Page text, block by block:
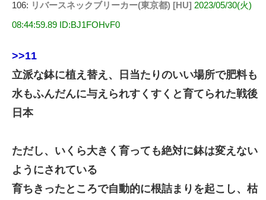
106: リバースネックブリーカー(東京都) [HU] 2023/05/30(火)
08:44:59.89 ID:BJ1FOHvF0
>>11
立派な鉢に植え替え、日当たりのいい場所で肥料も
水もふんだんに与えられすくすくと育てられた戦後
日本
ただし、いくら大きく育っても絶対に鉢は変えない
ようにされている
育ちきったところで自動的に根詰まりを起こし、枯